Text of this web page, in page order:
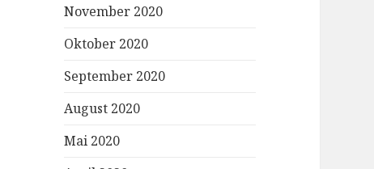
November 2020
Oktober 2020
September 2020
August 2020
Mai 2020